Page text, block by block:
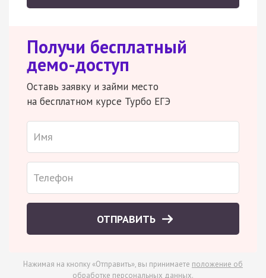
Получи бесплатный
демо-доступ
Оставь заявку и займи место
на бесплатном курсе Турбо ЕГЭ
ОТПРАВИТЬ
Нажимая на кнопку «Отправить», вы принимаете положение об
обработке персональных данных.